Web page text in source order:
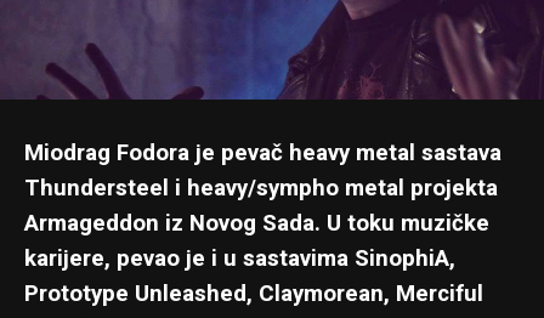
Miodrag Fodora je pevač heavy metal sastava
Thundersteel i heavy/sympho metal projekta
Armageddon iz Novog Sada. U toku muzičke
karijere, pevao je i u sastavima SinophiA,
Prototype Unleashed, Claymorean, Merciful